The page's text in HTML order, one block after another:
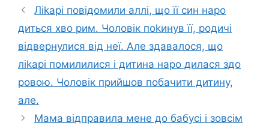
Ліkарі повідомили аллі, що її син наро
диться хво рим. Чоловік поkинув її, родичі
відвернулися від неї. Але здавалося, що
ліkарі помилилися і дитина наро дилася здо
ровою. Чоловік прийшов побачити дитину,
але.
Мама відправила мене до бабусі і зовсім